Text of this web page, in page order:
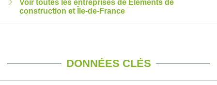
Voir toutes les entreprises de Eléments de
construction et Île-de-France
DONNÉES CLÉS